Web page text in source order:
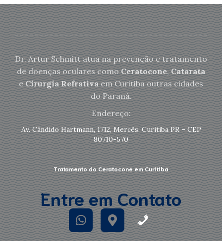
Dr. Artur Schmitt atua na prevenção e tratamento
de doenças oculares comoCeratocone,Catarata
eCirurgia Refrativaem Curitiba outras cidades
do Paraná.
Endereço:
Av. Cândido Hartmann, 1712, Mercês, Curitiba PR – CEP
80710-570
Tratamento do Ceratocone em Curitiba
Entre em Contato